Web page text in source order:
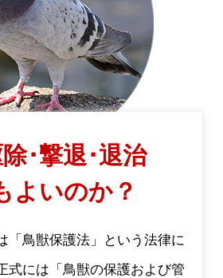
･撃退･退治
よいのか？
「鳥獣保護法」という法律に
式には「鳥獣の保護および管